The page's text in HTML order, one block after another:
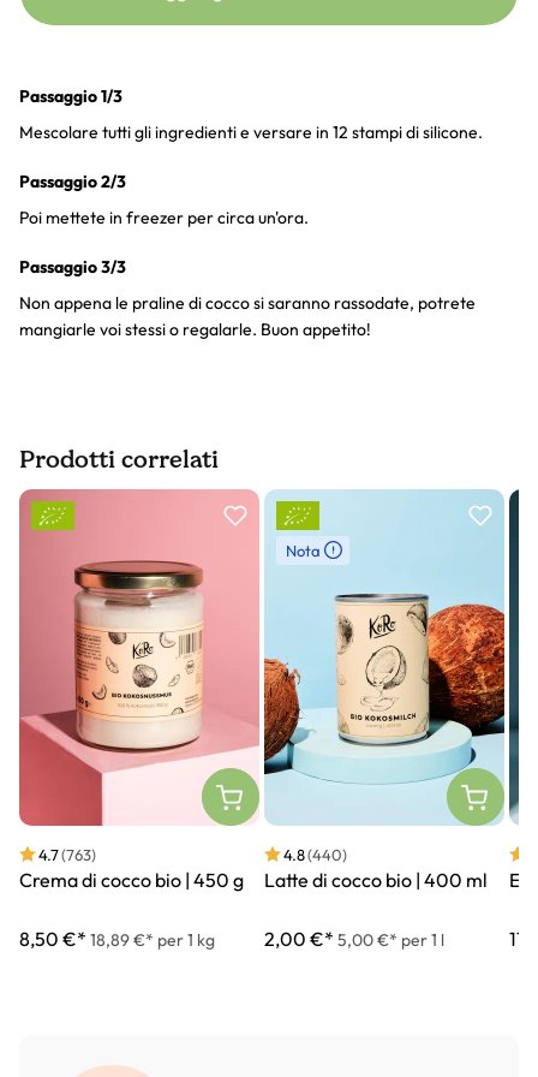
Passaggio 1/3
Mescolare tutti gli ingredienti e versare in 12 stampi di silicone.
Passaggio 2/3
Poi mettete in freezer per circa un'ora.
Passaggio 3/3
Non appena le praline di cocco si saranno rassodate, potrete
mangiarle voi stessi o regalarle. Buon appetito!
Prodotti correlati
Slider prodotto
4.7(763)
Crema di cocco bio | 450 g
8,50 €* 18,89 €* per 1 kg
Nota
4.8(440)
Latte di cocco bio | 400 ml
2,00 €* 5,00 €* per 1 l